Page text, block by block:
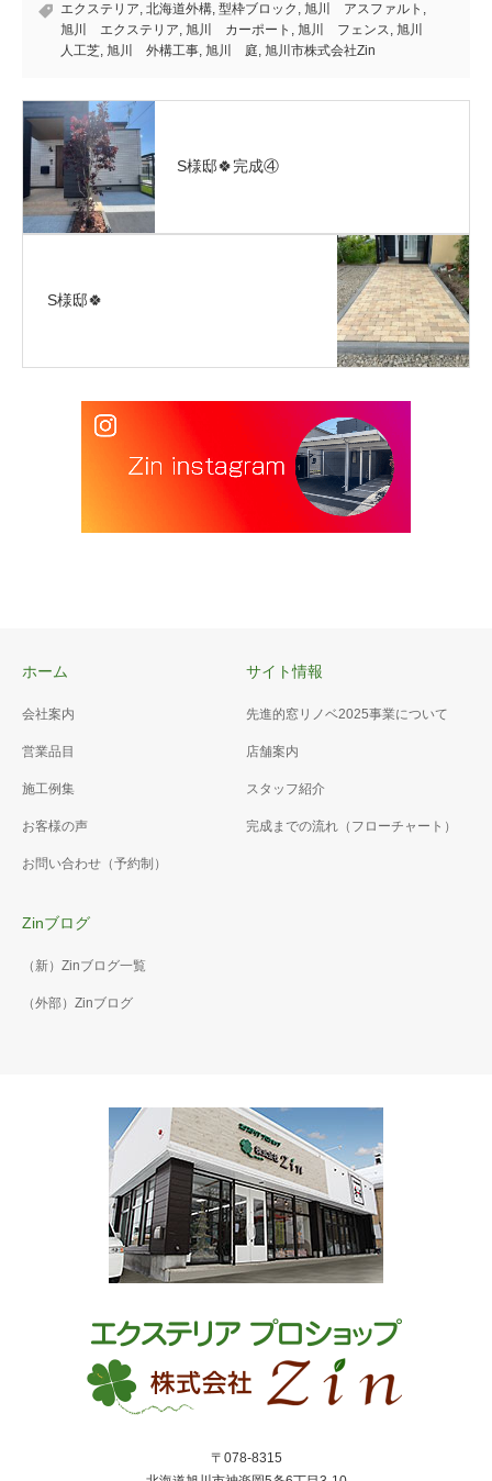
エクステリア, 北海道外構, 型枠ブロック , 旭川 アスファルト ,
旭川 エクステリア, 旭川 カーポート , 旭川 フェンス, 旭川
人工芝, 旭川 外構工事, 旭川 庭, 旭川市株式会社Zin
S様邸🍀完成④
S様邸🍀
ホーム
会社案内
営業品目
施工例集
お客様の声
お問い合わせ（予約制）
サイト情報
先進的窓リノベ2025事業について
店舗案内
スタッフ紹介
完成までの流れ（フローチャート）
Zinブログ
（新）Zinブログ一覧
（外部）Zinブログ
〒078-8315